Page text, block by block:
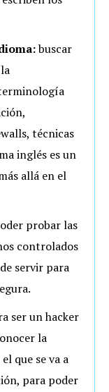
buscar
técnicas
inglés es un
allá en el
probar las
controlados
servir para
ser un hacker
la
que se va a
para poder